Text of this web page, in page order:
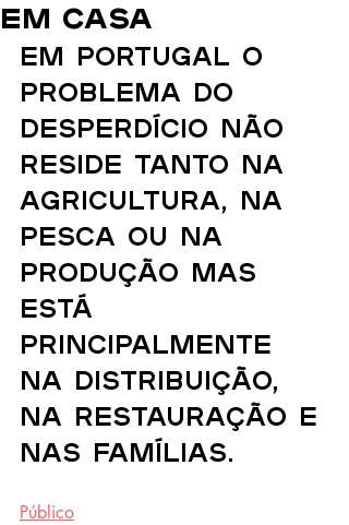
em casa
Em Portugal o
problema do
desperdício não
reside tanto na
agricultura, na
pesca ou na
produção mas
está
principalmente
na distribuição,
na restauração e
nas famílias.
Público